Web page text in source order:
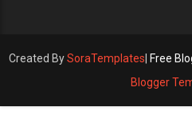
Created BySoraTemplates Free
Blogger